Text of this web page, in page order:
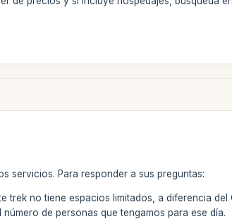
servicios. Para responder a sus preguntas:
trek no tiene espacios limitados, a diferencia
de personas que tengamos para ese día.